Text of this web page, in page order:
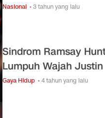
Nasional • 3 tahun yang lalu
Sindrom Ramsay
Lumpuh Wajah
Gaya Hidup • 4 tahun yang lalu